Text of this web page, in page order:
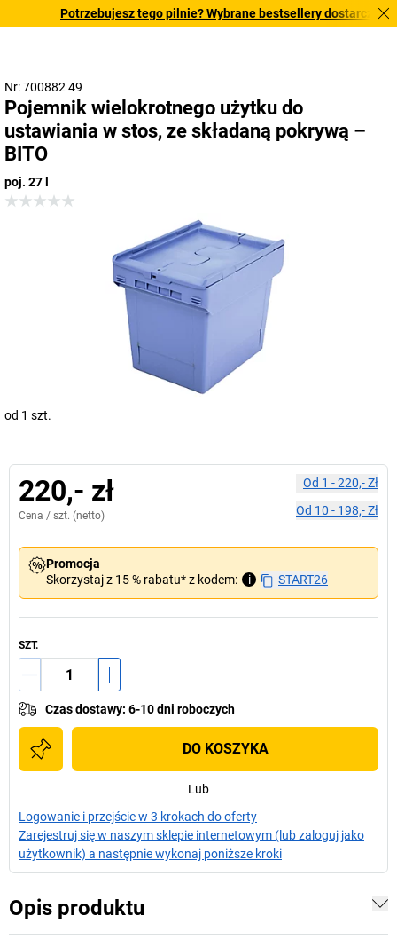
Potrzebujesz tego pilnie? Wybrane bestsellery dostarczamy
Nr: 700882 49
Pojemnik wielokrotnego użytku do
ustawiania w stos, ze składaną pokrywą –
BITO
poj. 27 l
od 1 szt.
220,- zł
Cena / szt. (netto)
Od 1 -220,- Zł
Od 10 - 198,- Zł
Promocja
Skorzystaj z 15 % rabatu* z kodem:
i START26
SZT.
Czas dostawy: 6-10 dni roboczych
DO KOSZYKA
Lub
Logowanie i przejście w 3 krokach do oferty
Zarejestruj się w naszym sklepie internetowym (lub zaloguj jako
użytkownik) a następnie wykonaj poniższe kroki
Opis produktu